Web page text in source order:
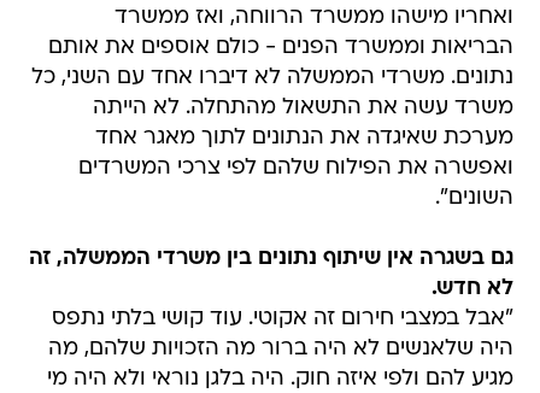
ואחריו מישהו ממשרד הרווחה, ואז ממשרד
הבריאות וממשרד הפנים - כולם אוספים את אותם
נתונים. משרדי הממשלה לא דיברו אחד עם השני, כל
משרד עשה את התשאול מהתחלה. לא הייתה
מערכת שאיגדה את הנתונים לתוך מאגר אחד
ואפשרה את הפילוח שלהם לפי צרכי המשרדים
השונים".
גם בשגרה אין שיתוף נתונים בין משרדי הממשלה, זה
לא חדש.
"אבל במצבי חירום זה אקוטי. עוד קושי בלתי נתפס
היה שלאנשים לא היה ברור מה הזכויות שלהם, מה
מגיע להם ולפי איזה חוק. היה בלגן נוראי ולא היה מי